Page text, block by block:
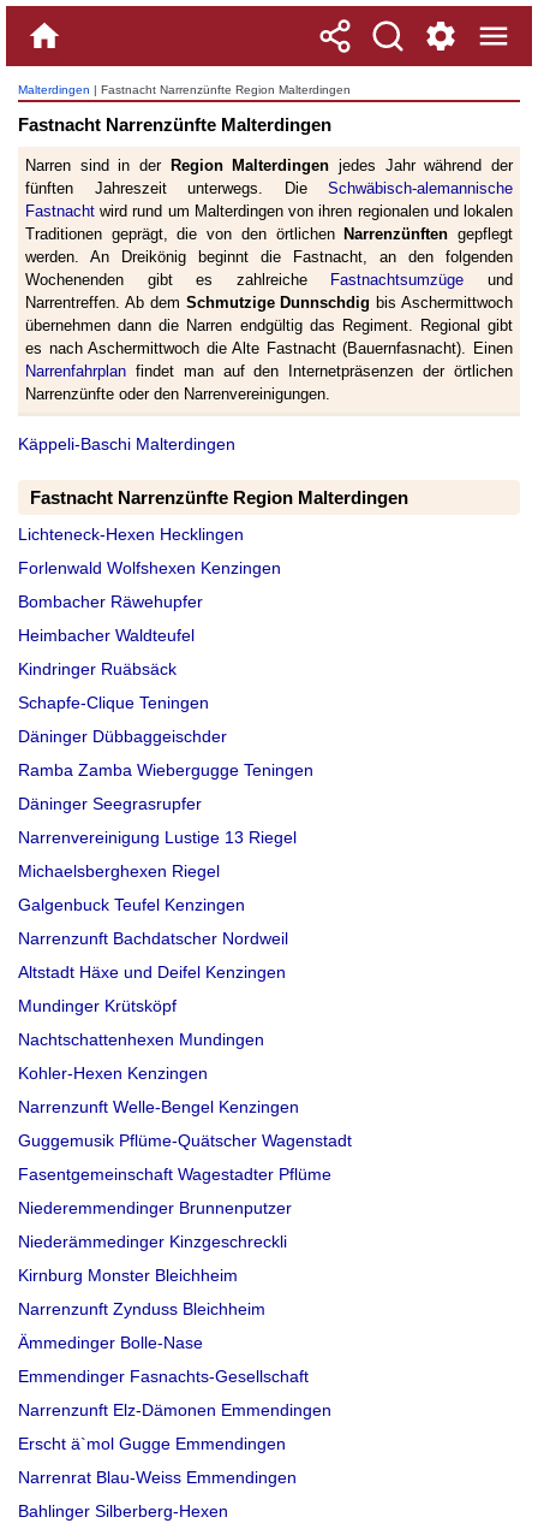
Malterdingen | Fastnacht Narrenzünfte Region Malterdingen
Fastnacht Narrenzünfte Malterdingen
Narren sind in der Region Malterdingen jedes Jahr während der
fünften Jahreszeit unterwegs. Die Schwäbisch-alemannische
Fastnacht wird rund um Malterdingen von ihren regionalen und lokalen
Traditionen geprägt, die von den örtlichen Narrenzünften gepflegt
werden. An Dreikönig beginnt die Fastnacht, an den folgenden
Wochenenden gibt es zahlreiche
Fastnachtsumzüge und
Narrentreffen. Ab dem Schmutzige Dunnschdig bis Aschermittwoch
übernehmen dann die Narren endgültig das Regiment. Regional gibt
es nach Aschermittwoch die Alte Fastnacht (Bauernfasnacht). Einen
Narrenfahrplan findet man auf den Internetpräsenzen der örtlichen
Narrenzünfte oder den Narrenvereinigungen.
Käppeli-Baschi Malterdingen
Fastnacht Narrenzünfte Region Malterdingen
Lichteneck-Hexen Hecklingen
Forlenwald Wolfshexen Kenzingen
Bombacher Räwehupfer
Heimbacher Waldteufel
Kindringer Ruäbsäck
Schapfe-Clique Teningen
Däninger Dübbaggeischder
Ramba Zamba Wiebergugge Teningen
Däninger Seegrasrupfer
Narrenvereinigung Lustige 13 Riegel
Michaelsberghexen Riegel
Galgenbuck Teufel Kenzingen
Narrenzunft Bachdatscher Nordweil
Altstadt Häxe und Deifel Kenzingen
Mundinger Krütsköpf
Nachtschattenhexen Mundingen
Kohler-Hexen Kenzingen
Narrenzunft Welle-Bengel Kenzingen
Guggemusik Pflüme-Quätscher Wagenstadt
Fasentgemeinschaft Wagestadter Pflüme
Niederemmendinger Brunnenputzer
Niederämmedinger Kinzgeschreckli
Kirnburg Monster Bleichheim
Narrenzunft Zynduss Bleichheim
Ämmedinger Bolle-Nase
Emmendinger Fasnachts-Gesellschaft
Narrenzunft Elz-Dämonen Emmendingen
Erscht ä`mol Gugge Emmendingen
Narrenrat Blau-Weiss Emmendingen
Bahlinger Silberberg-Hexen